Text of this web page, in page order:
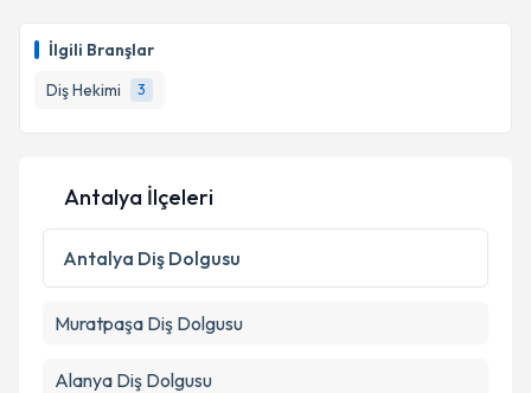
İlgili Branşlar
Diş Hekimi
3
Antalya İlçeleri
Antalya Diş Dolgusu
Muratpaşa Diş Dolgusu
Alanya Diş Dolgusu